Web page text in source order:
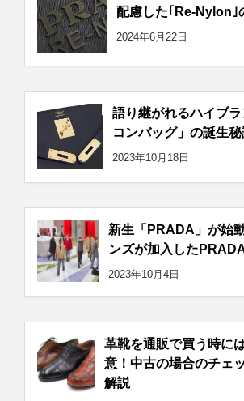
配慮した｢Re-Nylon｣
2024年6月22日
語り継がれるハイブ
コンバッグ」の誕生秘
2023年10月18日
新生「PRADA」が始
ンズが加入した
2023年10月4日
革靴を通販で買う時に
意！中古の場合のチェ
解説